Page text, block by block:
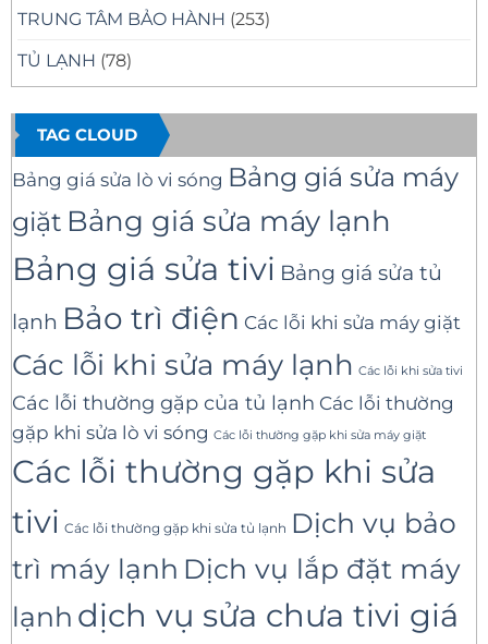
TRUNG TÂM BẢO HÀNH (253)
TỦ LẠNH (78)
TAG CLOUD
Bảng giá sửa lò vi sóng Bảng giá sửa máy
giặt Bảng giá sửa máy lạnh
Bảng giá sửa tivi Bảng giá sửa tủ
lạnh Bảo trì điện Các lỗi khi sửa máy giặt
Các lỗi khi sửa máy lạnh Các lỗi khi sửa tivi
Các lỗi thường gặp của tủ lạnh Các lỗi thường
gặp khi sửa lò vi sóng Các lỗi thường gặp khi sửa máy giặt
Các lỗi thường gặp khi sửa
tivi Các lỗi thường gặp khi sửa tủ lạnh Dịch vụ bảo
trì máy lạnh Dịch vụ lắp đặt máy
lạnh dịch vụ sửa chưa tivi giá